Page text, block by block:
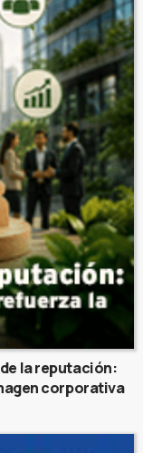
la reputación:
corporativa